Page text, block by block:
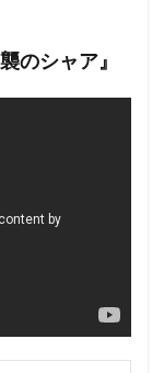
のシャア』